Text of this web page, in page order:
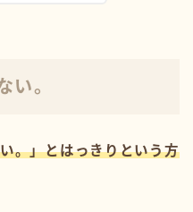
い。
。」とはっきりという方